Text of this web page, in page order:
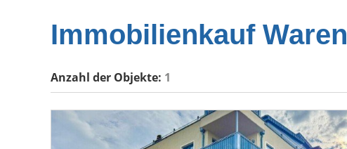
Immobilienkauf Waren
Anzahl der Objekte: 1